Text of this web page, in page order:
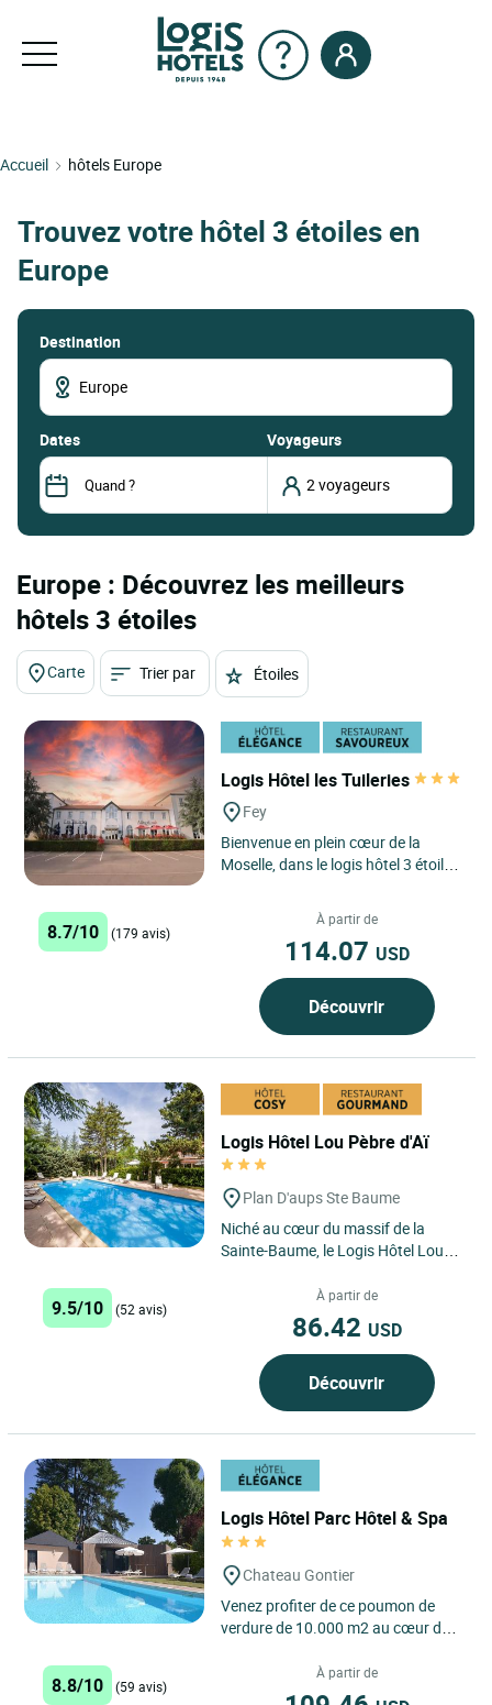
Accueil hôtels Europe
Trouvez votre hôtel 3 étoiles en
Europe
Destination
dates Voyageurs
Europe : Découvrez les meilleurs
hôtels 3 étoiles
Carte Trier par Étoiles
Logis Hôtel les Tuileries
Fey
Bienvenue en plein cœur de la
Moselle, dans le logis hôtel 3 étoiles
8.7/10 (179 avis)
À partir de
114.07 USD
Découvrir
Logis Hôtel Lou Pèbre d'Aï
Plan D'aups Ste Baume
Niché au cœur du massif de la
Sainte-Baume, le Logis Hôtel Lou
cadre naturel d'exception,...
9.5/10 (52 avis)
À partir de
86.42 USD
Découvrir
Logis Hôtel Parc Hôtel & Spa
Chateau Gontier
Venez profiter de ce poumon de
verdure de 10.000 m2 au cœur de
après le travail...
8.8/10 (59 avis)
À partir de